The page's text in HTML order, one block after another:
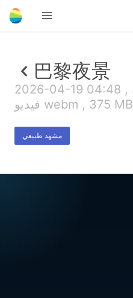
巴黎夜景
2026-04-19 04:48 , خلفية
فيديو webm , 375 MB
مشهد طبيعي